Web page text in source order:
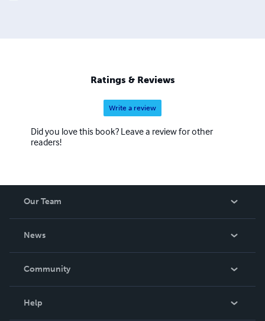
Ratings & Reviews
Write a review
Did you love this book? Leave a review for other
readers!
Our Team
News
In The News
Community
Help